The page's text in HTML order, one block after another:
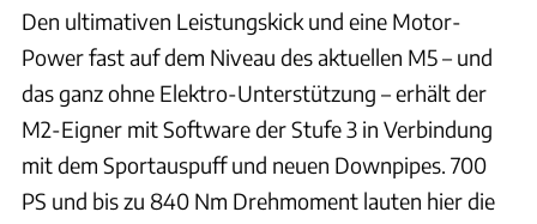
Den ultimativen Leistungskick und eine Motor-
Power fast auf dem Niveau des aktuellen M5 – und
das ganz ohne Elektro-Unterstützung – erhält der
M2-Eigner mit Software der Stufe 3 in Verbindung
mit dem Sportauspuff und neuen Downpipes. 700
PS und bis zu 840 Nm Drehmoment lauten hier die